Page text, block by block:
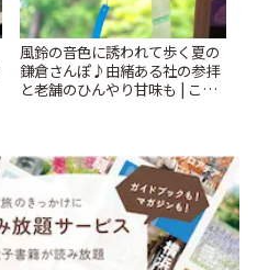
風鈴の音色に誘われて歩く夏の
鎌倉さんぽ♪由緒ある社の参拝
と老舗のひんやり甘味も | こと